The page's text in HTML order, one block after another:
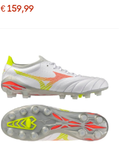
€ 159,99